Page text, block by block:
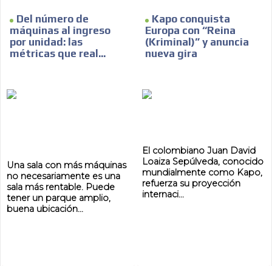
Del número de
máquinas al ingreso
por unidad: las
métricas que real...
Una sala con más máquinas
no necesariamente es una
sala más rentable. Puede
tener un parque amplio,
buena ubicación...
Kapo conquista
Europa con “Reina
(Kriminal)” y anuncia
nueva gira
El colombiano Juan David
Loaiza Sepúlveda, conocido
mundialmente como Kapo,
refuerza su proyección
internaci...